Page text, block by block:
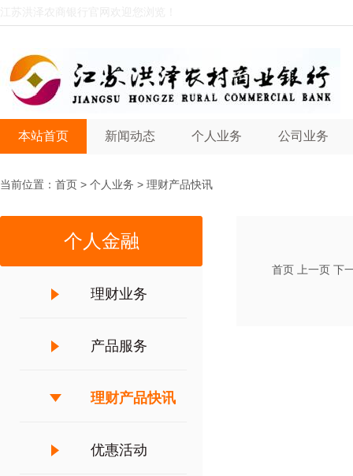
本站首页 新闻动态 个人业务 公司业务
当前位置： 首页 > 个人业务 > 理财产品快讯
个人金融
理财业务
产品服务
理财产品快讯
优惠活动
首页 上一页 下